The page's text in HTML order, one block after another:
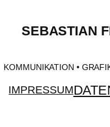
SEBASTIAN
KOMMUNIKATION •
IMPRESSUM